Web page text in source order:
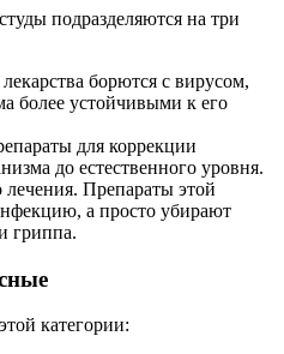
подразделяются на три
борются с вирусом,
более устойчивыми к его
для коррекции
до естественного уровня.
Препараты этой
а просто убирают
гриппа.
категории: